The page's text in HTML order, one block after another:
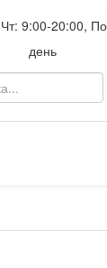
9:00-20:00,
день